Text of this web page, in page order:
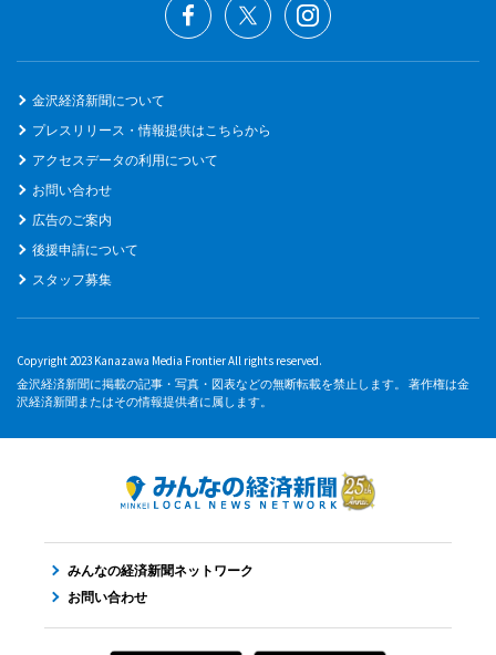
金沢経済新聞について
プレスリリース・情報提供はこちらから
アクセスデータの利用について
お問い合わせ
広告のご案内
後援申請について
スタッフ募集
Copyright 2023 Kanazawa Media Frontier All rights reserved.
金沢経済新聞に掲載の記事・写真・図表などの無断転載を禁止します。 著作権は金
沢経済新聞またはその情報提供者に属します。
みんなの経済新聞ネットワーク
お問い合わせ